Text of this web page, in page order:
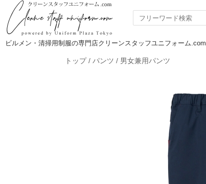
ビルメン・清掃用制服の専門店クリーンスタッフユニフォーム.com
トップ/ パンツ / 男女兼用パンツ